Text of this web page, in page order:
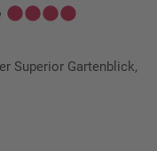
Superior Gartenblick,